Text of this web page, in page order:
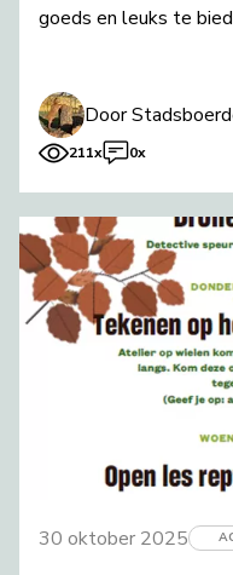
goeds en leuks te
Door
211x 0x
30 oktober 2025